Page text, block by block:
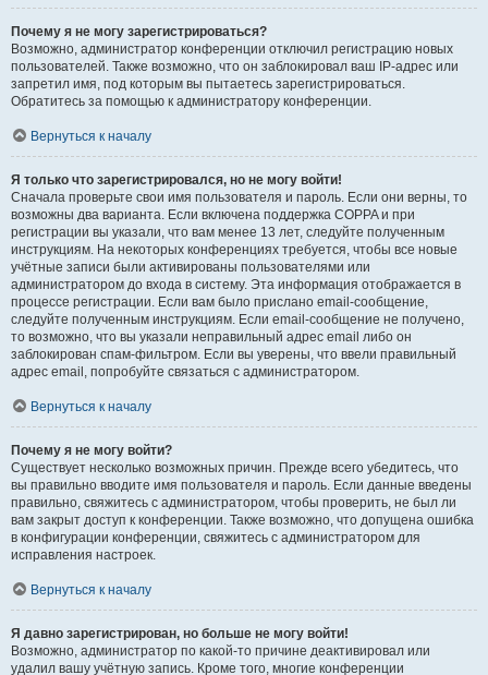
Почему я не могу зарегистрироваться?
Возможно, администратор конференции отключил регистрацию новых
пользователей. Также возможно, что он заблокировал ваш IP-адрес или
запретил имя, под которым вы пытаетесь зарегистрироваться.
Обратитесь за помощью к администратору конференции.
Вернуться к началу
Я только что зарегистрировался, но не могу войти!
Сначала проверьте свои имя пользователя и пароль. Если они верны, то
возможны два варианта. Если включена поддержка COPPA и при
регистрации вы указали, что вам менее 13 лет, следуйте полученным
инструкциям. На некоторых конференциях требуется, чтобы все новые
учётные записи были активированы пользователями или
администратором до входа в систему. Эта информация отображается в
процессе регистрации. Если вам было прислано email-сообщение,
следуйте полученным инструкциям. Если email-сообщение не получено,
то возможно, что вы указали неправильный адрес email либо он
заблокирован спам-фильтром. Если вы уверены, что ввели правильный
адрес email, попробуйте связаться с администратором.
Вернуться к началу
Почему я не могу войти?
Существует несколько возможных причин. Прежде всего убедитесь, что
вы правильно вводите имя пользователя и пароль. Если данные введены
правильно, свяжитесь с администратором, чтобы проверить, не был ли
вам закрыт доступ к конференции. Также возможно, что допущена ошибка
в конфигурации конференции, свяжитесь с администратором для
исправления настроек.
Вернуться к началу
Я давно зарегистрирован, но больше не могу войти!
Возможно, администратор по какой-то причине деактивировал или
удалил вашу учётную запись. Кроме того, многие конференции